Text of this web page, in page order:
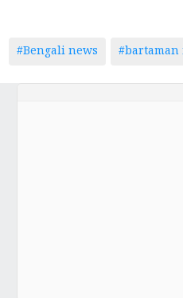
#Bengali news #bartaman